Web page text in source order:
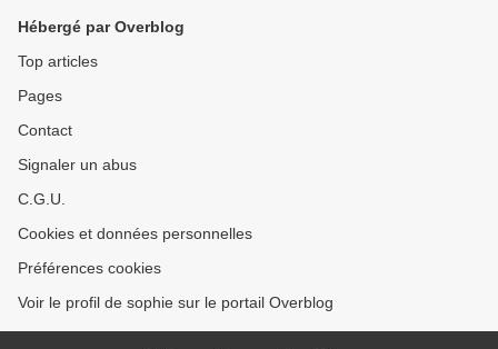
Hébergé par Overblog
Top articles
Pages
Contact
Signaler un abus
C.G.U.
Cookies et données personnelles
Préférences cookies
Voir le profil de sophie sur le portail Overblog